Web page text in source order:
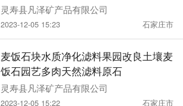
灵寿县凡泽矿产品有限公司
2023-12-05 15:23 石家庄市
麦饭石块水质净化滤料果园改良土壤麦
饭石园艺多肉天然滤料原石
灵寿县凡泽矿产品有限公司
2023-12-05 15:22 石家庄市